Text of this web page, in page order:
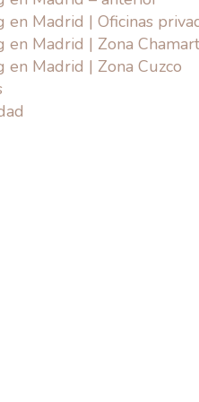
en Madrid | Oficinas
en Madrid | Zona
en Madrid | Zona Cuzco